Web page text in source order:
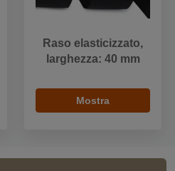
Raso elasticizzato,
larghezza: 40 mm
Mostra